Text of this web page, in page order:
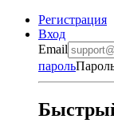
Регистрация
Вход
Email
пароль